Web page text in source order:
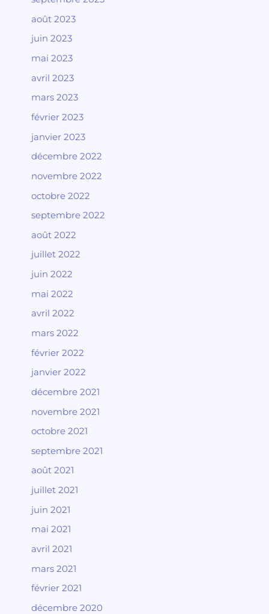
août 2023
juin 2023
mai 2023
avril 2023
mars 2023
février 2023
janvier 2023
décembre 2022
novembre 2022
octobre 2022
septembre 2022
août 2022
juillet 2022
juin 2022
mai 2022
avril 2022
mars 2022
février 2022
janvier 2022
décembre 2021
novembre 2021
octobre 2021
septembre 2021
août 2021
juillet 2021
juin 2021
mai 2021
avril 2021
mars 2021
février 2021
décembre 2020